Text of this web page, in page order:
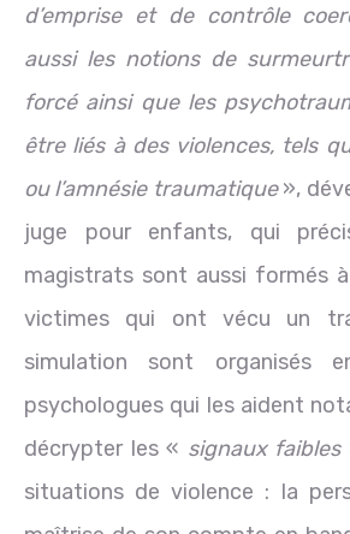
d’emprise et de contrôle
aussi les notions de
forcé ainsi que les
être liés à des violences, tels
ou l’amnésie traumatique»,
juge pour enfants, qui
magistrats sont aussi formés
victimes qui ont vécu un
simulation sont organisés
psychologues qui les aident
décrypter les « signaux faibles
situations de violence : la